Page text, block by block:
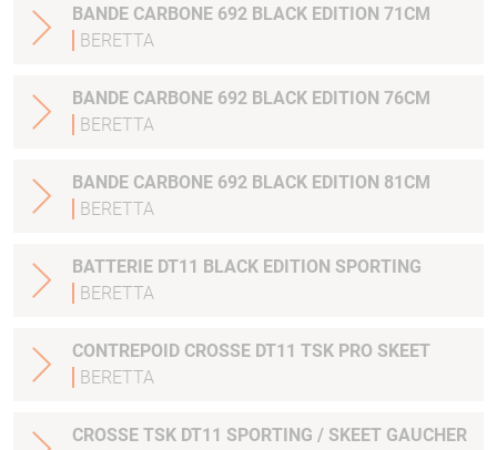
BANDE CARBONE 692 BLACK EDITION 71CM
BERETTA
BANDE CARBONE 692 BLACK EDITION 76CM
BERETTA
BANDE CARBONE 692 BLACK EDITION 81CM
BERETTA
BATTERIE DT11 BLACK EDITION SPORTING
BERETTA
CONTREPOID CROSSE DT11 TSK PRO SKEET
BERETTA
CROSSE TSK DT11 SPORTING / SKEET GAUCHER